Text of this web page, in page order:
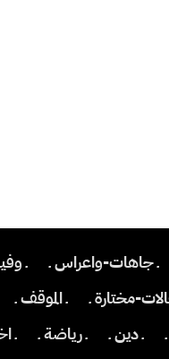
ـ جاهات-واعراس ـ ـ
مختارة ـ ـ الموقف ـ
ـ دين ـ ـ رياضة ـ ـ